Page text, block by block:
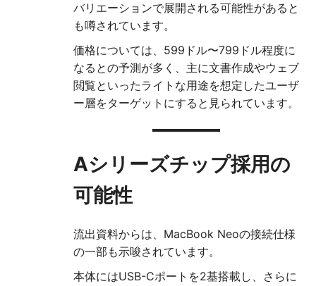
バリエーションで展開される可能性があると
も噂されています。
価格については、599ドル〜799ドル程度に
なるとの予測が多く、主に文書作成やウェブ
閲覧といったライトな用途を想定したユーザ
ー層をターゲットにすると見られています。
Aシリーズチップ採用の
可能性
流出資料からは、MacBook Neoの接続仕様
の一部も示唆されています。
本体にはUSB-Cポートを2基搭載し、さらに